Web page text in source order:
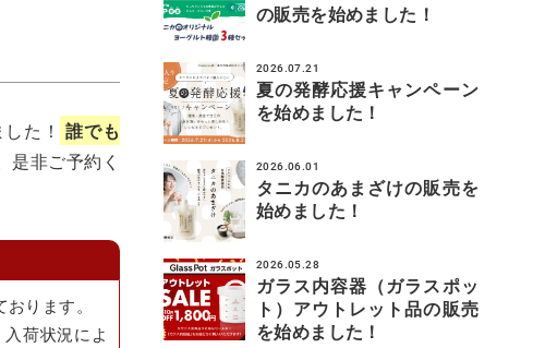
た！ 誰でも
是非ご予約く
ります。
荷状況によ
の販売を始めました！
2026.07.21
夏の発酵応援キャンペーン
を始めました！
2026.06.01
タニカのあまざけの販売を
始めました！
2026.05.28
ガラス内容器（ガラスポッ
ト）アウトレット品の販売
を始めました！